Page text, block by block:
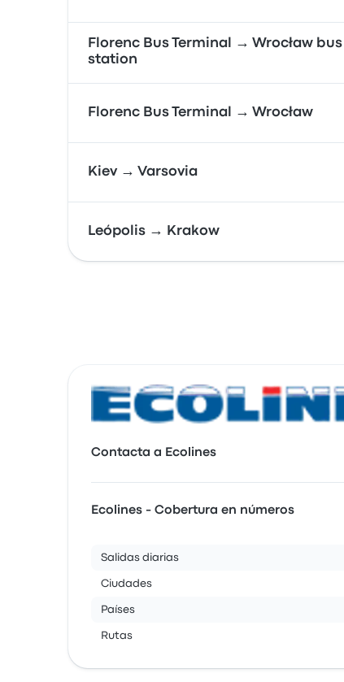
Florenc Bus Terminal → Wrocław bus
station
Florenc Bus Terminal → Wrocław
Kiev → Varsovia
Leópolis → Krakow
Contacta a Ecolines
Ecolines - Cobertura en números
Salidas diarias
Ciudades
Países
Rutas